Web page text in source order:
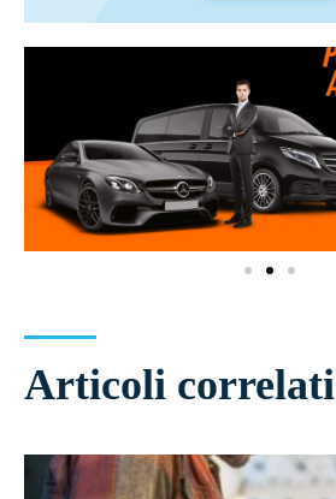
Articoli correlati